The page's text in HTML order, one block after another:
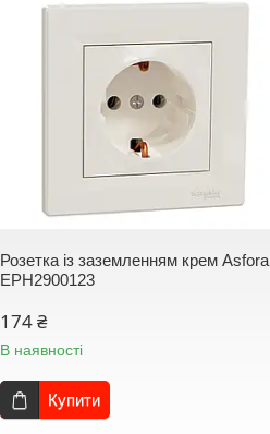
Розетка із заземленням крем Asfora
EPH2900123
174 ₴
В наявності
Купити